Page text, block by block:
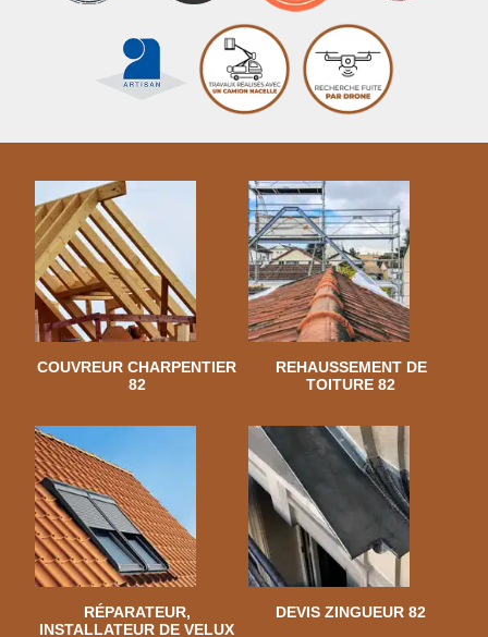
COUVREUR CHARPENTIER
82
REHAUSSEMENT DE
TOITURE 82
RÉPARATEUR,
INSTALLATEUR DE VELUX
DEVIS ZINGUEUR 82